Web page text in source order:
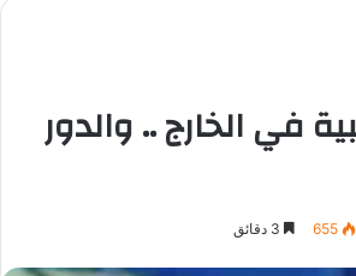
في الخارج .. والدور
655